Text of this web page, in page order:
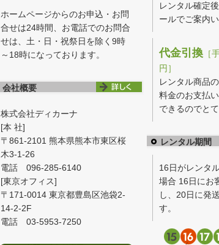
ホームページからのお申込・お問
合せは24時間、お電話でのお問合
せは、土・日・祝祭日を除く9時
～18時になっております。
会社概要
株式会社ディカーナ
[本 社]
〒861-2101 熊本県熊本市東区桜
木3-1-26
電話 096-285-6140
[東京オフィス]
〒171-0014 東京都豊島区池袋2-
14-2-2F
電話 03-5953-7250
レンタル確定
ールでご案内
代金引換［
円］
レンタル商品
料金のお支払
できるのでと
レンタル期間
16日がレンタ
場合 16日にお
し、20日に発
す。